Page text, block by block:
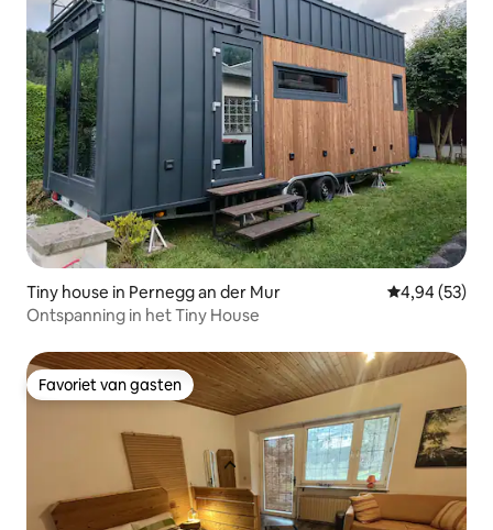
Tiny house in Pernegg an der Mur Gemiddelde
4,94 (53)
Ontspanning in het Tiny House
Favoriet van gasten
Favoriet van gasten